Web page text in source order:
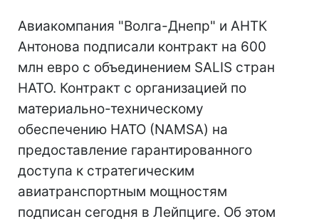
Авиакомпания "Волга-Днепр" и АНТК
Антонова подписали контракт на 600
млн евро с объединением SALIS стран
НАТО. Контракт с организацией по
материально-техническому
обеспечению НАТО (NAMSA) на
предоставление гарантированного
доступа к стратегическим
авиатранспортным мощностям
подписан сегодня в Лейпциге. Об этом